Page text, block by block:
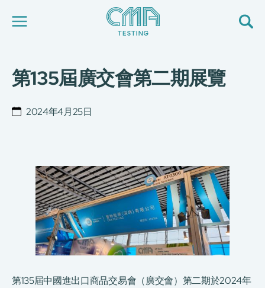
關於我們
我們的服務
最新消息
加入我們
服務申請
工廠服務預約
EN
日
繁
第135屆廣交會第二期展覽
2024年4月25日
第135屆中國進出口商品交易會（廣交會）第二期於2024年